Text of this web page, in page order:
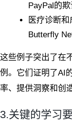
PayPal的欺
医疗诊断
Butterfly
这些例子突出了在
例。它们证明了AI
率、提供洞察和创
3.关键的学习